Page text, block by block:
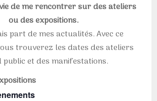
de me rencontrer sur des ateliers
ou des expositions.
part de mes actualités. Avec ce
trouverez les dates des ateliers
public et des manifestations.